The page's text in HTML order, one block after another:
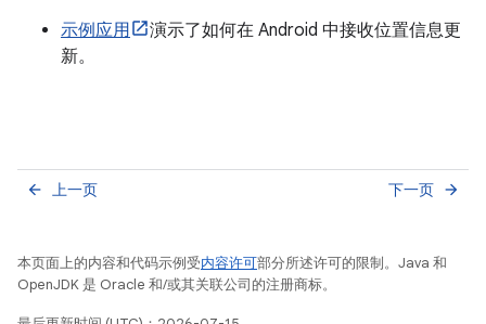
示例应用
演示了如何在 Android 中接收位置信息更
新。
上一页
arrow_back 下一页 arrow_forward
本页面上的内容和代码示例受内容许可部分所述许可的限制。Java 和
OpenJDK 是 Oracle 和/或其关联公司的注册商标。